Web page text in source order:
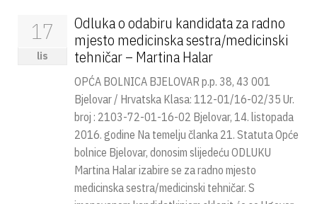
17
lis
Odluka o odabiru kandidata za radno
mjesto medicinska sestra/medicinski
tehničar – Martina Halar
OPĆA BOLNICA BJELOVAR p.p. 38, 43 001
Bjelovar / Hrvatska Klasa: 112-01/16-02/35 Ur.
broj : 2103-72-01-16-02 Bjelovar, 14. listopada
2016. godine Na temelju članka 21. Statuta Opće
bolnice Bjelovar, donosim slijedeću ODLUKU
Martina Halar izabire se za radno mjesto
medicinska sestra/medicinski tehničar. S